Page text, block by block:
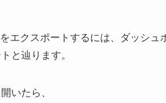
エクスポートするには、ダッシ
と辿ります。
いたら、